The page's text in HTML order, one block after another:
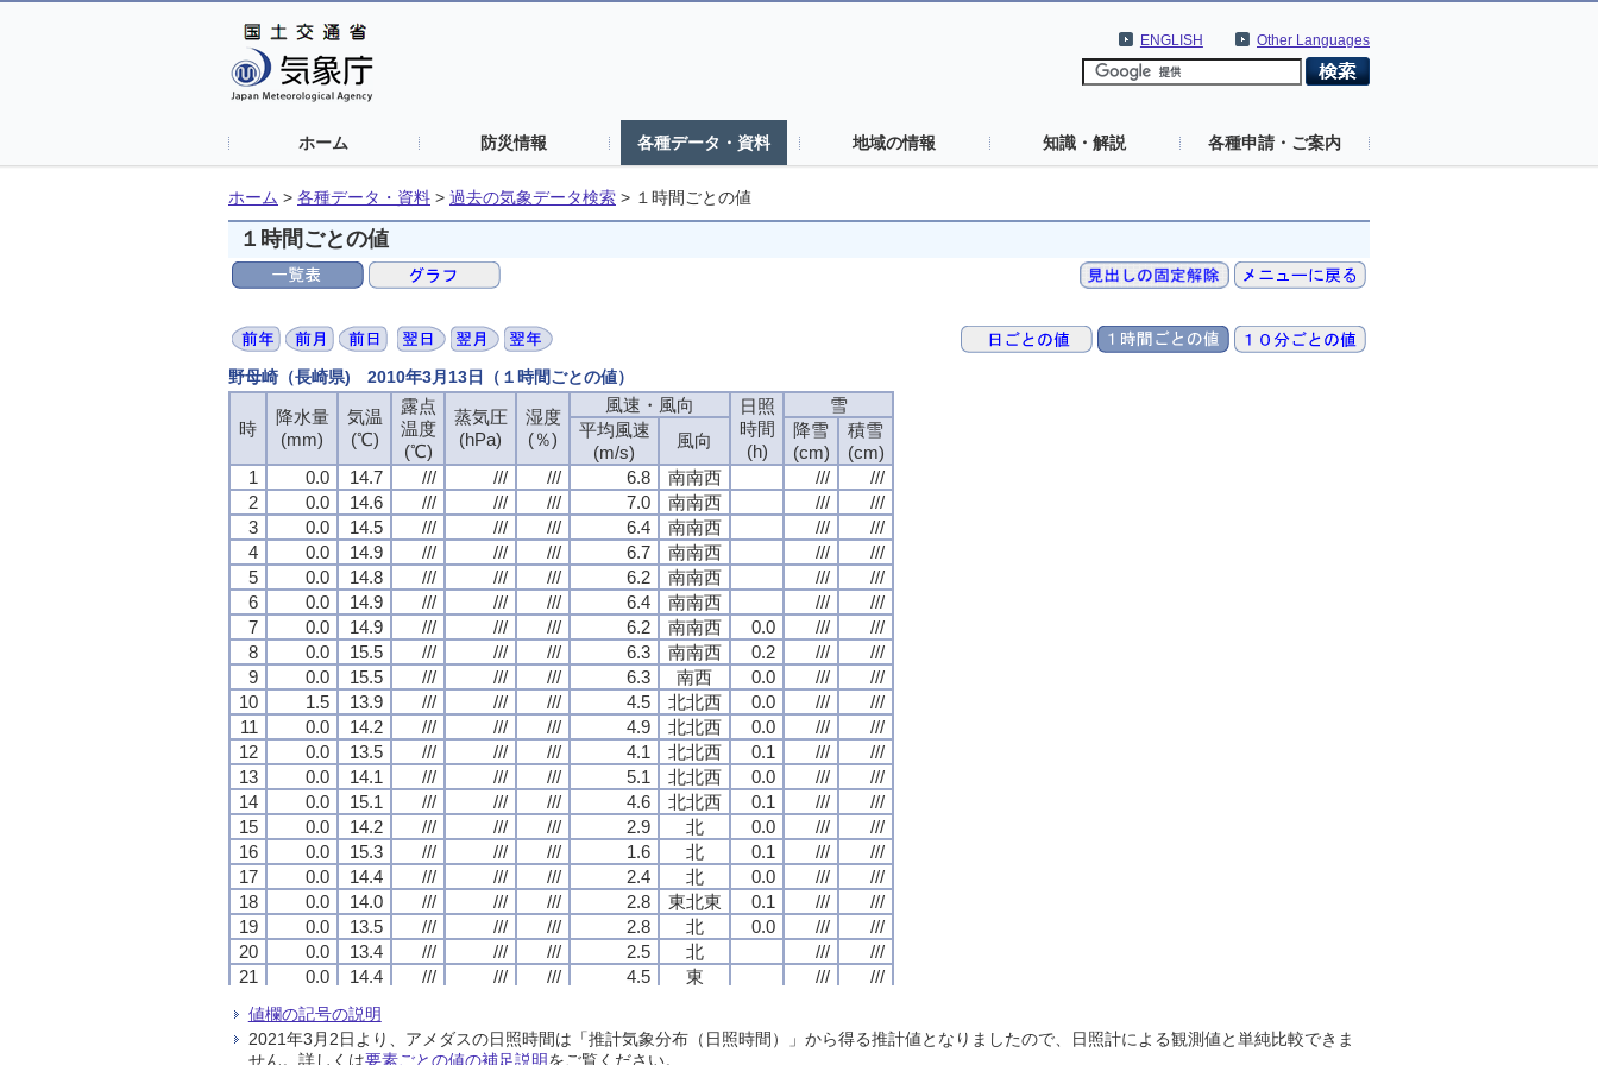
Other Languages
ENGLISH
ホーム 防災情報 各種データ・資料 地域の情報 知識・解説 各種申請・ご案内
ホーム > 各種データ・資料 > 過去の気象データ検索 > １時間ごとの値
１時間ごとの値
野母崎（長崎県) 2010年3月13日（１時間ごとの値）
時
降水量
(mm)
気温
(℃)
露点
温度
(℃)
蒸気圧
(hPa)
湿度
(％)
風速・風向
日照
時間
(h)
雪
平均風速
(m/s)
風向
降雪
(cm)
積雪
(cm)
1
0.0 14.7 /// /// /// 6.8 南南西 ///
///
2
0.0 14.6 /// /// /// 7.0 南南西 ///
///
3
0.0 14.5 /// /// /// 6.4 南南西 ///
///
4
0.0 14.9 /// /// /// 6.7 南南西 ///
///
5
0.0 14.8 /// /// /// 6.2 南南西 ///
///
6
0.0 14.9 /// /// /// 6.4 南南西 ///
///
7
0.0 14.9 /// /// /// 6.2 南南西 0.0 ///
///
8
0.0 15.5 /// /// /// 6.3 南南西 0.2 ///
///
9
0.0 15.5 /// /// /// 6.3 南西 0.0 ///
///
10
1.5 13.9 /// /// /// 4.5 北北西 0.0 ///
///
11
0.0 14.2 /// /// /// 4.9 北北西 0.0 ///
///
12
0.0 13.5 /// /// /// 4.1 北北西 0.1 ///
///
13
0.0 14.1 /// /// /// 5.1 北北西 0.0 ///
///
14
0.0 15.1 /// /// /// 4.6 北北西 0.1 ///
///
15
0.0 14.2 /// /// /// 2.9 北 0.0 ///
///
16
0.0 15.3 /// /// /// 1.6 北 0.1 ///
///
17
0.0 14.4 /// /// /// 2.4 北 0.0 ///
///
18
0.0 14.0 /// /// /// 2.8 東北東 0.1 ///
///
19
0.0 13.5 /// /// /// 2.8 北 0.0 ///
///
20
0.0 13.4 /// /// /// 2.5 北 ///
///
21
0.0 14.4 /// /// /// 4.5 東 ///
///
14.1
23
0.0 13.5
///
24
3.5 13.1 /// /// /// 4.6 東 /// ///
時
降水量
(mm)
気温
(℃)
露点
温度
(℃)
蒸気圧
(hPa)
湿度
(％)
風速・風向
日照
時間
(h)
雪
平均風速
(m/s)
風向
降雪
(cm)
積雪
(cm)
1
0.0 14.7 /// /// /// 6.8 南南西 ///
///
2
0.0 14.6 /// /// /// 7.0 南南西 ///
///
3
0.0 14.5 /// /// /// 6.4 南南西 ///
///
4
0.0 14.9 /// /// /// 6.7 南南西 ///
///
5
0.0 14.8 /// /// /// 6.2 南南西 ///
///
6
0.0 14.9 /// /// /// 6.4 南南西 ///
///
7
0.0 14.9 /// /// /// 6.2 南南西 0.0 ///
///
8
0.0 15.5 /// /// /// 6.3 南南西 0.2 ///
///
9
0.0 15.5 /// /// /// 6.3 南西 0.0 ///
///
10
1.5 13.9 /// /// /// 4.5 北北西 0.0 ///
///
11
0.0 14.2 /// /// /// 4.9 北北西 0.0 ///
///
12
0.0 13.5 /// /// /// 4.1 北北西 0.1 ///
///
13
0.0 14.1 /// /// /// 5.1 北北西 0.0 ///
///
14
0.0 15.1 /// /// /// 4.6 北北西 0.1 ///
///
15
0.0 14.2 /// /// /// 2.9 北 0.0 ///
///
16
0.0 15.3 /// /// /// 1.6 北 0.1 ///
///
17
0.0 14.4 /// /// /// 2.4 北 0.0 ///
///
18
0.0 14.0 /// /// /// 2.8 東北東 0.1 ///
///
19
0.0 13.5 /// /// /// 2.8 北 0.0 ///
///
20
0.0 13.4 /// /// /// 2.5 北 ///
///
21
0.0 14.4 /// /// /// 4.5 東 ///
///
14.1
23
0.0 13.5
///
24
3.5 13.1 /// /// /// 4.6 東 /// ///
時
降水量
(mm)
気温
(℃)
露点
温度
(℃)
蒸気圧
(hPa)
湿度
(％)
風速・風向
日照
時間
(h)
雪
平均風速
(m/s)
風向
降雪
(cm)
積雪
(cm)
1
0.0 14.7 /// /// /// 6.8 南南西 ///
///
2
0.0 14.6 /// /// /// 7.0 南南西 ///
///
3
0.0 14.5 /// /// /// 6.4 南南西 ///
///
4
0.0 14.9 /// /// /// 6.7 南南西 ///
///
5
0.0 14.8 /// /// /// 6.2 南南西 ///
///
6
0.0 14.9 /// /// /// 6.4 南南西 ///
///
7
0.0 14.9 /// /// /// 6.2 南南西 0.0 ///
///
8
0.0 15.5 /// /// /// 6.3 南南西 0.2 ///
///
9
0.0 15.5 /// /// /// 6.3 南西 0.0 ///
///
10
1.5 13.9 /// /// /// 4.5 北北西 0.0 ///
///
11
0.0 14.2 /// /// /// 4.9 北北西 0.0 ///
///
12
0.0 13.5 /// /// /// 4.1 北北西 0.1 ///
///
13
0.0 14.1 /// /// /// 5.1 北北西 0.0 ///
///
14
0.0 15.1 /// /// /// 4.6 北北西 0.1 ///
///
15
0.0 14.2 /// /// /// 2.9 北 0.0 ///
///
16
0.0 15.3 /// /// /// 1.6 北 0.1 ///
///
17
0.0 14.4 /// /// /// 2.4 北 0.0 ///
///
18
0.0 14.0 /// /// /// 2.8 東北東 0.1 ///
///
19
0.0 13.5 /// /// /// 2.8 北 0.0 ///
///
20
0.0 13.4 /// /// /// 2.5 北 ///
///
21
0.0 14.4 /// /// /// 4.5 東 ///
///
14.1
23
0.0 13.5
///
24
3.5 13.1 /// /// /// 4.6 東 /// ///
時
降水量
(mm)
気温
(℃)
露点
温度
(℃)
蒸気圧
(hPa)
湿度
(％)
風速・風向
日照
時間
(h)
雪
平均風速
(m/s)
風向
降雪
(cm)
積雪
(cm)
1
0.0 14.7 /// /// /// 6.8 南南西 ///
///
2
0.0 14.6 /// /// /// 7.0 南南西 ///
///
3
0.0 14.5 /// /// /// 6.4 南南西 ///
///
4
0.0 14.9 /// /// /// 6.7 南南西 ///
///
5
0.0 14.8 /// /// /// 6.2 南南西 ///
///
6
0.0 14.9 /// /// /// 6.4 南南西 ///
///
7
0.0 14.9 /// /// /// 6.2 南南西 0.0 ///
///
8
0.0 15.5 /// /// /// 6.3 南南西 0.2 ///
///
9
0.0 15.5 /// /// /// 6.3 南西 0.0 ///
///
10
1.5 13.9 /// /// /// 4.5 北北西 0.0 ///
///
11
0.0 14.2 /// /// /// 4.9 北北西 0.0 ///
///
12
0.0 13.5 /// /// /// 4.1 北北西 0.1 ///
///
13
0.0 14.1 /// /// /// 5.1 北北西 0.0 ///
///
14
0.0 15.1 /// /// /// 4.6 北北西 0.1 ///
///
15
0.0 14.2 /// /// /// 2.9 北 0.0 ///
///
16
0.0 15.3 /// /// /// 1.6 北 0.1 ///
///
17
0.0 14.4 /// /// /// 2.4 北 0.0 ///
///
18
0.0 14.0 /// /// /// 2.8 東北東 0.1 ///
///
19
0.0 13.5 /// /// /// 2.8 北 0.0 ///
///
20
0.0 13.4 /// /// /// 2.5 北 ///
///
21
0.0 14.4 /// /// /// 4.5 東 ///
///
14.1
23
0.0 13.5
///
24
3.5 13.1 /// /// /// 4.6 東 /// ///
値欄の記号の説明
2021年3月2日より、アメダスの日照時間は「推計気象分布（日照時間）」から得る推計値となりましたので、日照計による観測値と単純比較できま
せん。詳しくは要素ごとの値の補足説明をご覧ください。